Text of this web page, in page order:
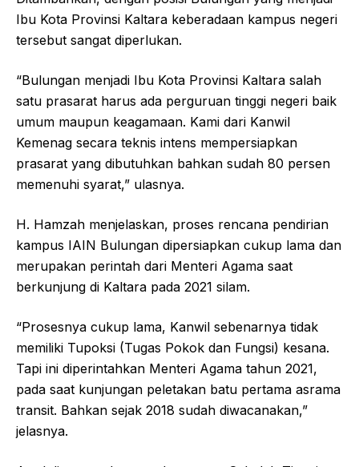
Ibu Kota Provinsi Kaltara keberadaan kampus negeri
tersebut sangat diperlukan.
“Bulungan menjadi Ibu Kota Provinsi Kaltara salah
satu prasarat harus ada perguruan tinggi negeri baik
umum maupun keagamaan. Kami dari Kanwil
Kemenag secara teknis intens mempersiapkan
prasarat yang dibutuhkan bahkan sudah 80 persen
memenuhi syarat,” ulasnya.
H. Hamzah menjelaskan, proses rencana pendirian
kampus IAIN Bulungan dipersiapkan cukup lama dan
merupakan perintah dari Menteri Agama saat
berkunjung di Kaltara pada 2021 silam.
“Prosesnya cukup lama, Kanwil sebenarnya tidak
memiliki Tupoksi (Tugas Pokok dan Fungsi) kesana.
Tapi ini diperintahkan Menteri Agama tahun 2021,
pada saat kunjungan peletakan batu pertama asrama
transit. Bahkan sejak 2018 sudah diwacanakan,”
jelasnya.